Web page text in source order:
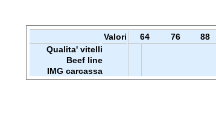
Valori 64 76 88
Qualita' vitelli
Beef line
IMG carcassa